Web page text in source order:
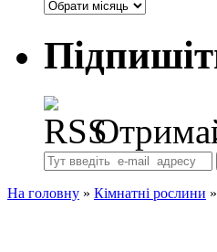
Архіви
На головну » Кімнатні рослини »